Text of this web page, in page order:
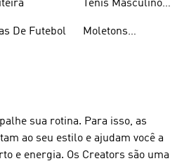
De Futebol
Tênis Masculino
Moletons
sua rotina. Para isso, as
ao seu estilo e ajudam você a
e energia. Os Creators são uma